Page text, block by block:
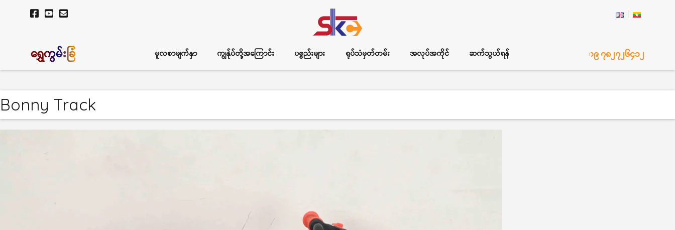
ရွှေကွမ်းခြံ မူလစာမျက်နှာ ကျွန်ုပ်တို့အကြောင်း ပစ္စည်းများ ရုပ်သံမှတ်တမ်း အလုပ်အကိုင် ဆက်သွယ်ရန် ၀၉ ၇၈၂၇၂၆၄၁၂
Bonny Track